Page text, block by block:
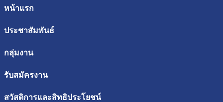
หน้าแรก
ประชาสัมพันธ์
กลุ่มงาน
รับสมัครงาน
สวัสดิการและสิทธิประโยชน์